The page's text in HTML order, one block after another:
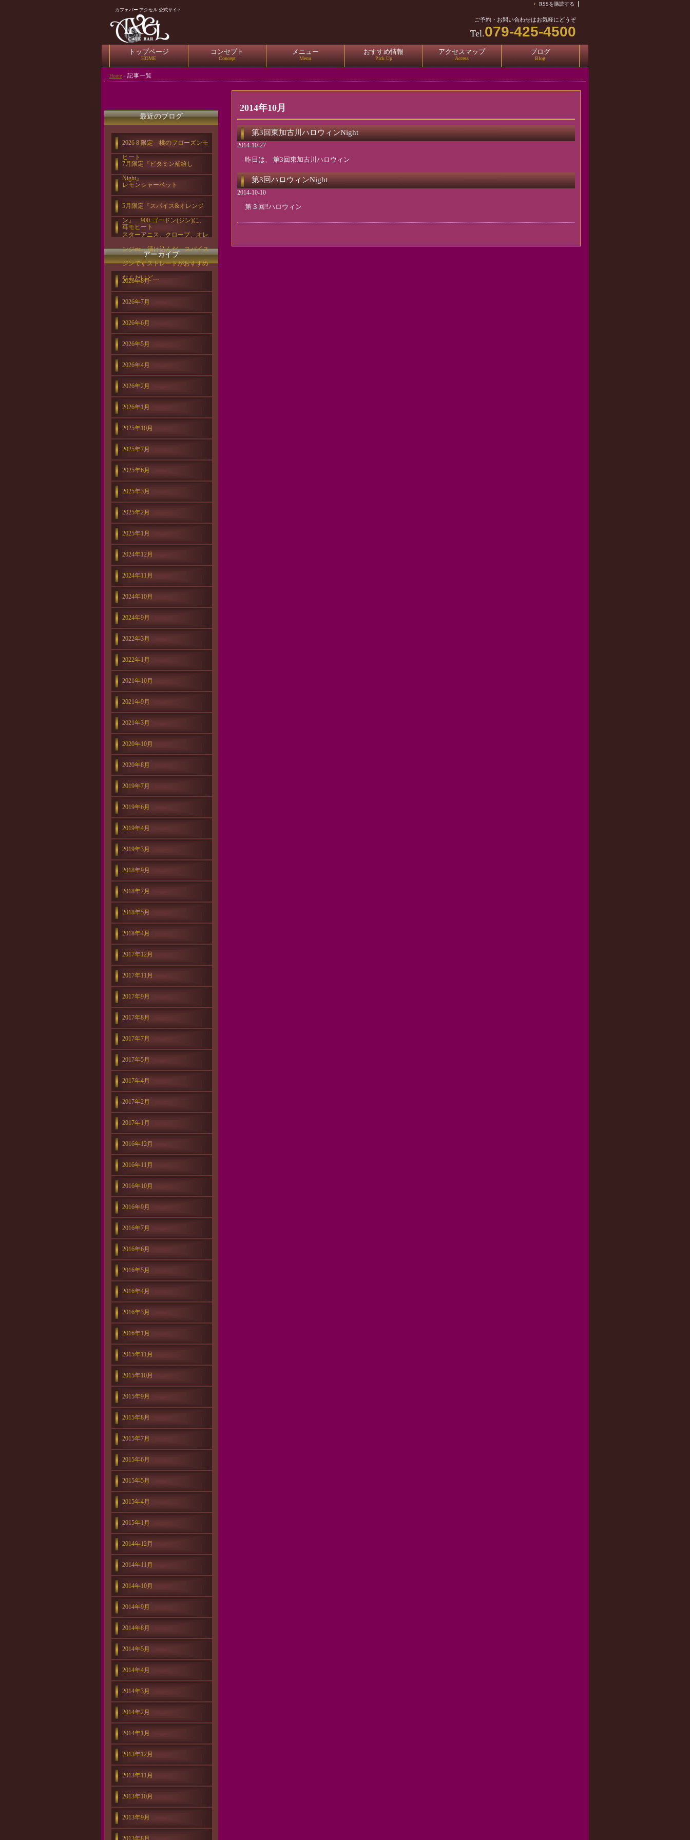
カフェバー アクセル 公式サイト
ご予約・お問い合わせはお気軽にどうぞ
Tel.079-425-4500
RSSを購読する
トップページ
HOME
コンセプト
Concept
メニュー
Menu
おすすめ情報
Pick Up
アクセスマップ
Access
ブログ
Blog
Home » 記事一覧
2014年10月
第3回東加古川ハロウィンNight
2014-10-27
昨日は、 第3回東加古川ハロウィン
第3回ハロウィンNight
2014-10-10
第３回‼︎ハロウィン
最近のブログ
2026 8 限定 桃のフローズンモ
ヒート
7月限定『ビタミン補給し
Night』
レモンシャーベット
5月限定『スパイス&オレンジ
ン』 900-ゴードン(ジン)に、
スターアニス、クローブ、オレ
ンジetc…漬け込んだ、スパイス
ジンですストレートがおすすめ
なんだけど…
苺モヒート
アーカイブ
2026年8月
2026年7月
2026年6月
2026年5月
2026年4月
2026年2月
2026年1月
2025年10月
2025年7月
2025年6月
2025年3月
2025年2月
2025年1月
2024年12月
2024年11月
2024年10月
2024年9月
2022年3月
2022年1月
2021年10月
2021年9月
2021年3月
2020年10月
2020年8月
2019年7月
2019年6月
2019年4月
2019年3月
2018年9月
2018年7月
2018年5月
2018年4月
2017年12月
2017年11月
2017年9月
2017年8月
2017年7月
2017年5月
2017年4月
2017年2月
2017年1月
2016年12月
2016年11月
2016年10月
2016年9月
2016年7月
2016年6月
2016年5月
2016年4月
2016年3月
2016年1月
2015年11月
2015年10月
2015年9月
2015年8月
2015年7月
2015年6月
2015年5月
2015年4月
2015年1月
2014年12月
2014年11月
2014年10月
2014年9月
2014年8月
2014年5月
2014年4月
2014年3月
2014年2月
2014年1月
2013年12月
2013年11月
2013年10月
2013年9月
2013年8月